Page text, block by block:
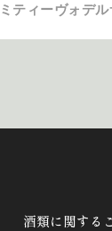
ティーヴォデル
酒類に関する